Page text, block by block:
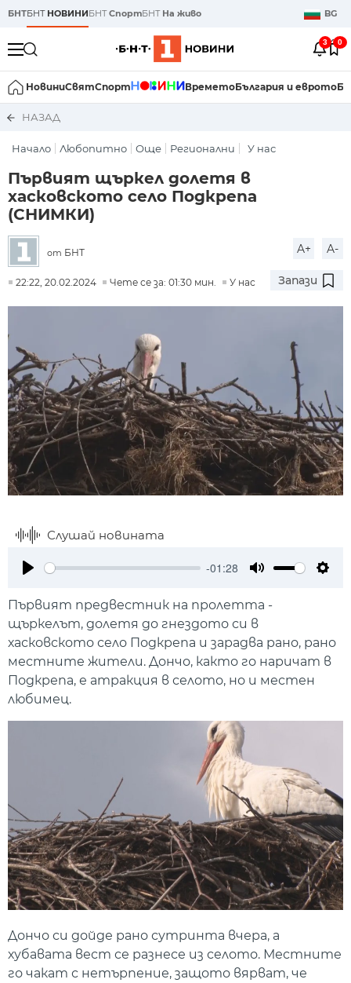
БНТБНТ НОВИНИБНТСпортБНТ На живо BG
3 0
НовиниСвятСпорт ВреметоБългария и еврото
НАЗАД
Начало Любопитно Още Регионални У нас
Първият щъркел долетя в
хасковското село Подкрепа
(СНИМКИ)
от БНТ A+ A-
22:22, 20.02.2024 Чете се за: 01:30 мин. У нас Запази
Слушай новината
-01:28
Първият предвестник на пролетта -
щъркелът, долетя до гнездото си в
хасковското село Подкрепа и зарадва рано, рано
местните жители. Дончо, както го наричат в
Подкрепа, е атракция в селото, но и местен
любимец.
Дончо си дойде рано сутринта вчера, а
хубавата вест се разнесе из селото. Местните
го чакат с нетърпение, защото вярват, че